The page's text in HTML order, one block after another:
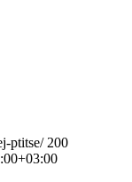
ptitse/ 200